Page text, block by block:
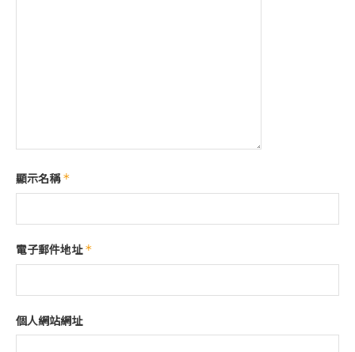
顯示名稱*
電子郵件地址*
個人網站網址